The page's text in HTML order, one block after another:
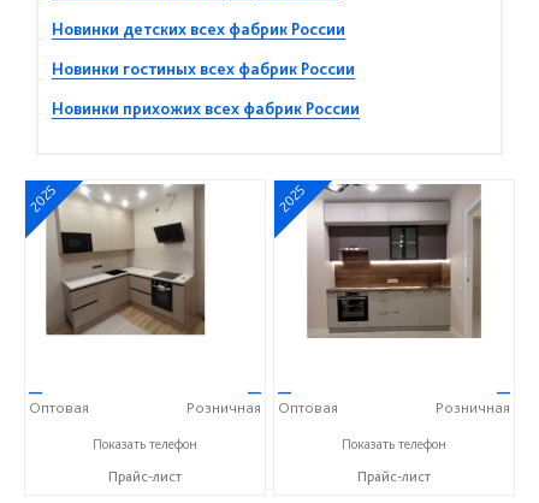
Новинки детских всех фабрик России
Новинки гостиных всех фабрик России
Новинки прихожих всех фабрик России
2025
—
Оптовая
—
Розничная
+7 (937) 423-36-37
Показать телефон
Прайс-лист
2025
—
Оптовая
—
Розничная
+7 (937) 423-36-37
Показать телефон
Прайс-лист